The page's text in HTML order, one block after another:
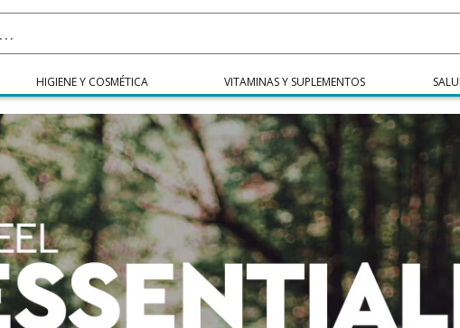
HIGIENE Y COSMÉTICA VITAMINAS Y SUPLEMENTOS